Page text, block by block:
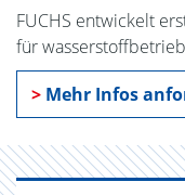
FUCHS entwickelt
für
> Mehr Infos